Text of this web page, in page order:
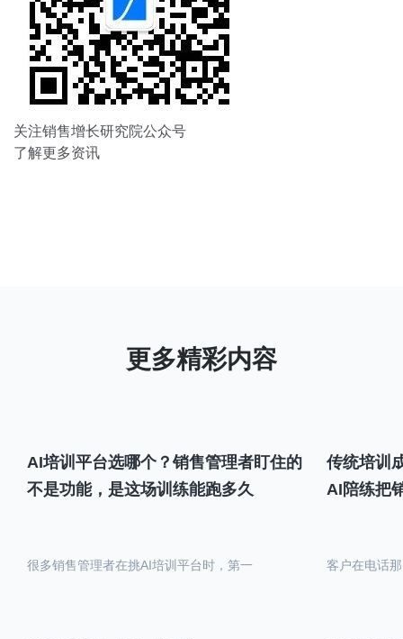
关注销售增长研究院公众号
了解更多资讯
AI培训平台选哪个？销售管理者盯住的
不是功能，是这场训练能跑多久
很多销售管理者在挑AI培训平台时，第一
传统培训
AI陪练把
客户在电话